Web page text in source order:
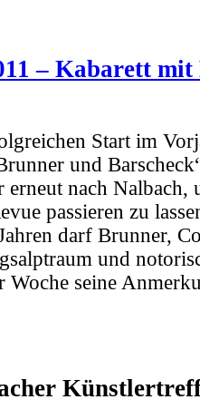
– Kabarett
Start im
und
nach Nalbach,
passieren zu
darf Brunner,
und
Woche seine